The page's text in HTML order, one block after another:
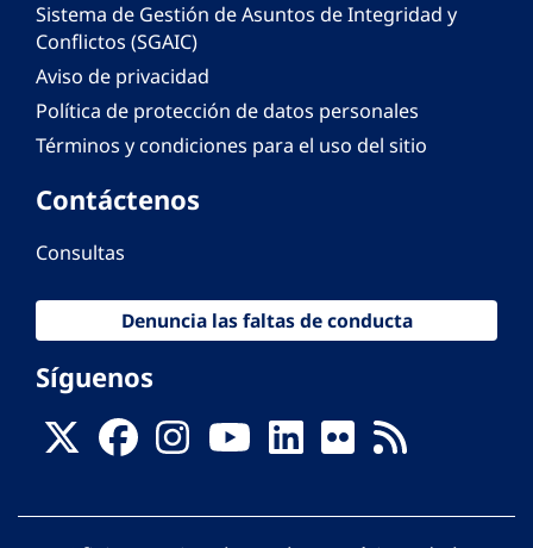
Sistema de Gestión de Asuntos de Integridad y
Conflictos (SGAIC)
Aviso de privacidad
Política de protección de datos personales
Términos y condiciones para el uso del sitio
Contáctenos
Consultas
Denuncia las faltas de conducta
Síguenos